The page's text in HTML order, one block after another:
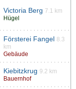
Victoria Berg 7.1 km
Hügel
Försterei Fangel
8.3
km
Gebäude
Kiebitzkrug 9.2 km
Bauernhof